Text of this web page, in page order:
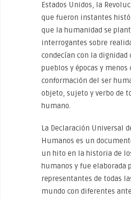
Estados Unidos, la
que fueron instantes
que la humanidad se
interrogantes sobre
condecían con la dignidad
pueblos y épocas y menos
conformación del ser
objeto, sujeto y verbo de
humano.
La Declaración Universal
Humanos es un
un hito en la historia de
humanos y fue elaborada
representantes de todas
mundo con diferentes